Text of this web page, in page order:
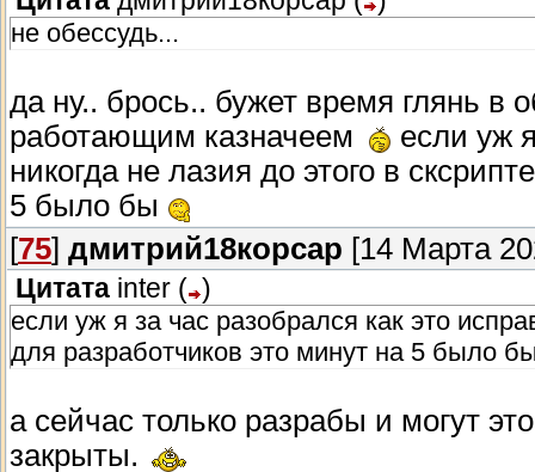
измененными файлами игры. Скрипты
уверены в стабильности игры без
Q: Будет ли больше героев? Я бы
A: Думаю, что со временем количество
модификаций.
Касательно женских персонажей...
это, что называется, "Критический
этой идеи было задействовано огромное
оцените:
- ретаргетинг новых анимаций с мужского
- улучшенная модель Дэниель (karlik,nos),
Новый лаунчер:
запуском.
Стабильность AMD:частые вылеты на
улучшило стабильность и на картах
Баги плейтеста:большинство
тестирования, исправлено.
Достижения в Steam
для получения в игре! Некоторые из них
не обессудь...
да ну.. брось.. бужет время глянь в
работающим казначеем
если уж
никогда не лазия до этого в
5 было бы
[75] дмитрий18корсар [14 Марта
Цитата inter ( )
если уж я за час разобрался как это
для разработчиков это минут на 5 было
а сейчас только разрабы и могут
закрыты.